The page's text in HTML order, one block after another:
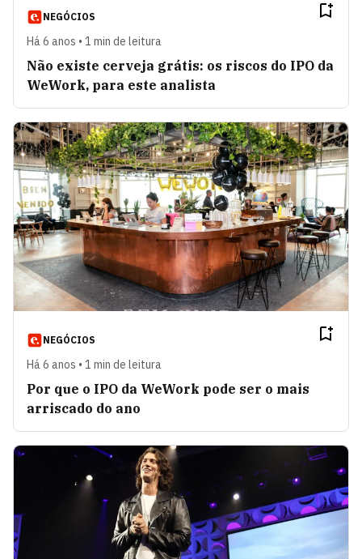
NEGÓCIOS
Há 6 anos • 1 min de leitura
Não existe cerveja grátis: os riscos do IPO da
WeWork, para este analista
NEGÓCIOS
Há 6 anos • 1 min de leitura
Por que o IPO da WeWork pode ser o mais
arriscado do ano